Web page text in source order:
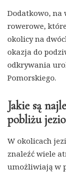
Dodatkowo, na
rowerowe,
okolicy na
okazja do
odkrywania
Pomorskiego.
Jakie są
pobliżu
W okolicach
znaleźć wiele
umożliwiają w